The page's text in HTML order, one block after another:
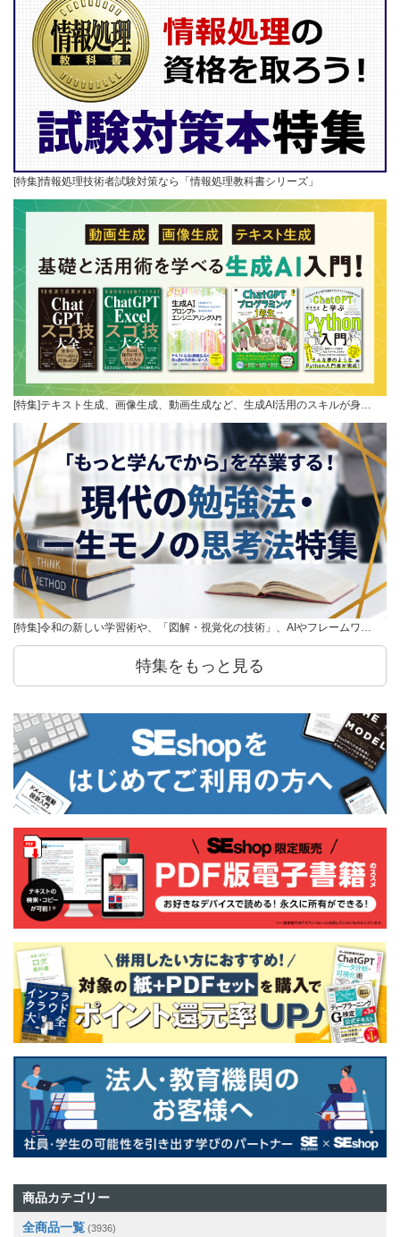
[特集]情報処理技術者試験対策なら「情報処理教科書シリーズ」
[特集]テキスト生成、画像生成、動画生成など、生成AI活用のスキルが身…
[特集]令和の新しい学習術や、「図解・視覚化の技術」、AIやフレームワ…
特集をもっと見る
商品カテゴリー
全商品一覧 (3936)